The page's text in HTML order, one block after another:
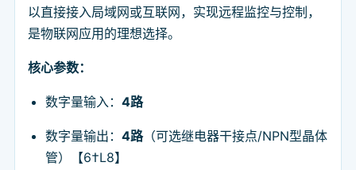
以直接接入局域网或互联网，实现远程监控与控制，
是物联网应用的理想选择。
核心参数：
数字量输入：4路
数字量输出：4路（可选继电器干接点/NPN型晶体
管）【6†L8】